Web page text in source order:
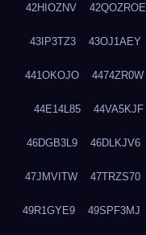
42HIOZNV 42QOZROE
43IP3TZ3 43OJ1AEY
441OKOJO 4474ZR0W
44E14L85 44VA5KJF
46DGB3L9 46DLKJV6
47JMVITW 47TRZS70
49R1GYE9 49SPF3MJ